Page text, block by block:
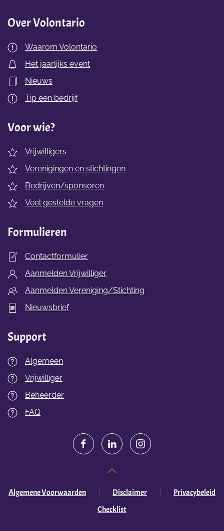
Over Volontario
Waarom Volontario
Het jaarlijks event
Nieuws
Tip een bedrijf
Voor wie?
Vrijwilligers
Verenigingen en stichtingen
Bedrijven/sponsoren
Veel gestelde vragen
Formulieren
Contactformulier
Aanmelden Vrijwilliger
Aanmelden Vereniging/Stichting
Nieuwsbrief
Support
Algemeen
Vrijwilliger
Beheerder
FAQ
Algemene Voorwaarden Disclaimer
Privacybeleid
Checklist